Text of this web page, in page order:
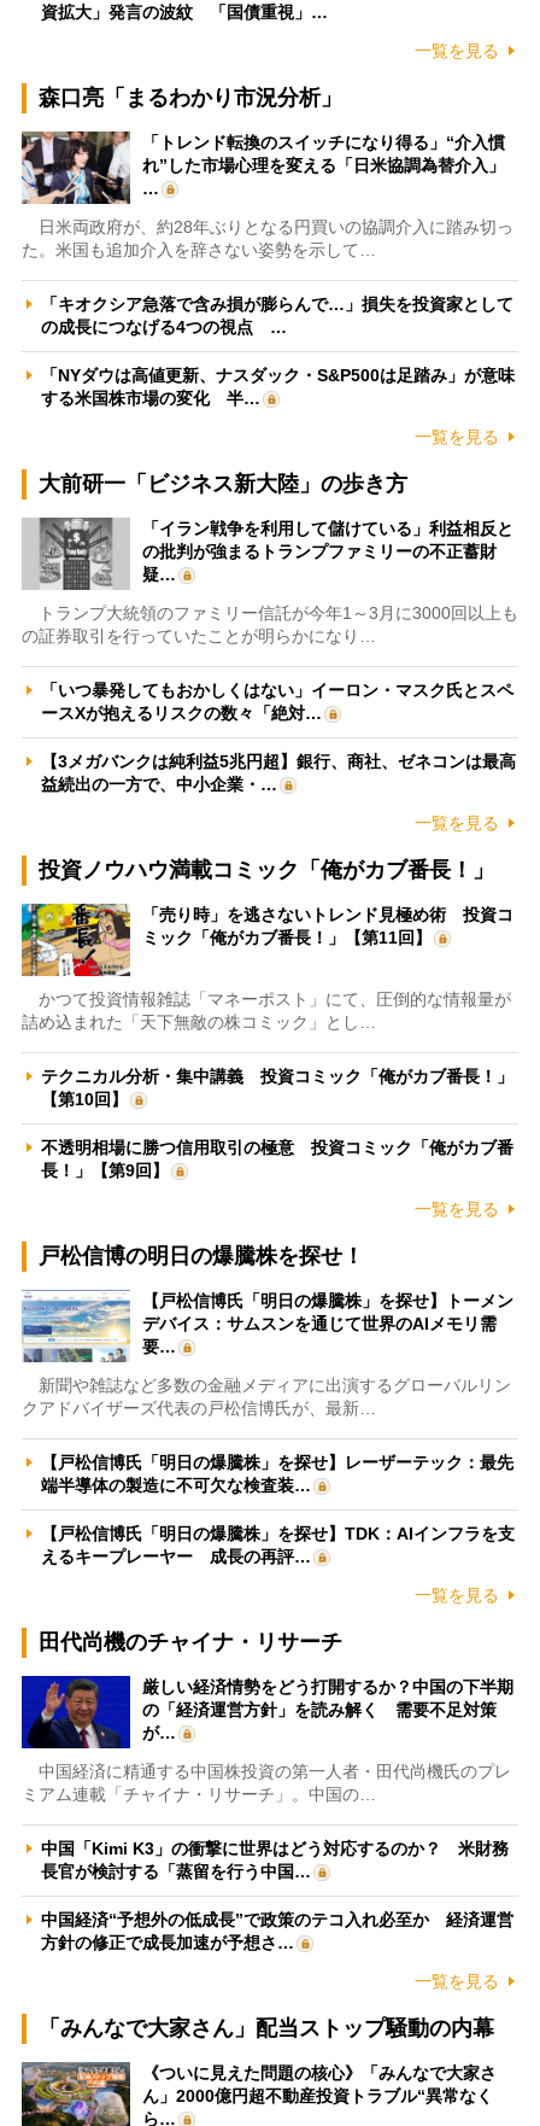
資拡大」発言の波紋 「国債重視」…
一覧を見る
森口亮「まるわかり市況分析」
「トレンド転換のスイッチになり得る」“介入慣
れ”した市場心理を変える「日米協調為替介入」
…
日米両政府が、約28年ぶりとなる円買いの協調介入に踏み切っ
た。米国も追加介入を辞さない姿勢を示して…
「キオクシア急落で含み損が膨らんで…」損失を投資家として
の成長につなげる4つの視点 …
「NYダウは高値更新、ナスダック・S&P500は足踏み」が意味
する米国株市場の変化 半…
一覧を見る
大前研一「ビジネス新大陸」の歩き方
「イラン戦争を利用して儲けている」利益相反と
の批判が強まるトランプファミリーの不正蓄財
疑…
トランプ大統領のファミリー信託が今年1～3月に3000回以上も
の証券取引を行っていたことが明らかになり…
「いつ暴発してもおかしくはない」イーロン・マスク氏とスペ
ースXが抱えるリスクの数々「絶対…
【3メガバンクは純利益5兆円超】銀行、商社、ゼネコンは最高
益続出の一方で、中小企業・…
一覧を見る
投資ノウハウ満載コミック「俺がカブ番長！」
「売り時」を逃さないトレンド見極め術 投資コ
ミック「俺がカブ番長！」【第11回】
かつて投資情報雑誌「マネーポスト」にて、圧倒的な情報量が
詰め込まれた「天下無敵の株コミック」とし…
テクニカル分析・集中講義 投資コミック「俺がカブ番長！」
【第10回】
不透明相場に勝つ信用取引の極意 投資コミック「俺がカブ番
長！」【第9回】
一覧を見る
戸松信博の明日の爆騰株を探せ！
【戸松信博氏「明日の爆騰株」を探せ】トーメン
デバイス：サムスンを通じて世界のAIメモリ需
要…
新聞や雑誌など多数の金融メディアに出演するグローバルリン
クアドバイザーズ代表の戸松信博氏が、最新…
【戸松信博氏「明日の爆騰株」を探せ】レーザーテック：最先
端半導体の製造に不可欠な検査装…
【戸松信博氏「明日の爆騰株」を探せ】TDK：AIインフラを支
えるキープレーヤー 成長の再評…
一覧を見る
田代尚機のチャイナ・リサーチ
厳しい経済情勢をどう打開するか？中国の下半期
の「経済運営方針」を読み解く 需要不足対策
が…
中国経済に精通する中国株投資の第一人者・田代尚機氏のプレ
ミアム連載「チャイナ・リサーチ」。中国の…
中国「Kimi K3」の衝撃に世界はどう対応するのか？ 米財務
長官が検討する「蒸留を行う中国…
中国経済“予想外の低成長”で政策のテコ入れ必至か 経済運営
方針の修正で成長加速が予想さ…
一覧を見る
「みんなで大家さん」配当ストップ騒動の内幕
《ついに見えた問題の核心》「みんなで大家さ
ん」2000億円超不動産投資トラブル“異常なく
ら…